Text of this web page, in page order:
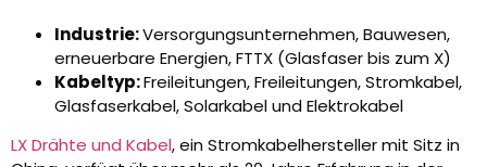
Industrie:Versorgungsunternehmen, Bauwesen,
erneuerbare Energien, FTTX (Glasfaser bis zum X)
Kabeltyp:Freileitungen, Freileitungen, Stromkabel,
Glasfaserkabel, Solarkabel und Elektrokabel
LX Drähte und Kabel, ein Stromkabelhersteller mit Sitz in